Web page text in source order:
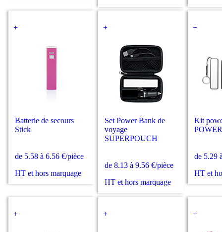
+
Batterie de secours
Stick
de 5.58 à 6.56 €/pièce
HT et hors marquage
+
Set Power Bank de
voyage
SUPERPOUCH
de 8.13 à 9.56 €/pièce
HT et hors marquage
+
Kit
de 5.29
HT et
+ + +